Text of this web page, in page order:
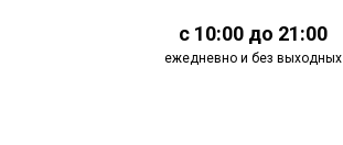
с 10:00 до 21:00
ежедневно и без выходных